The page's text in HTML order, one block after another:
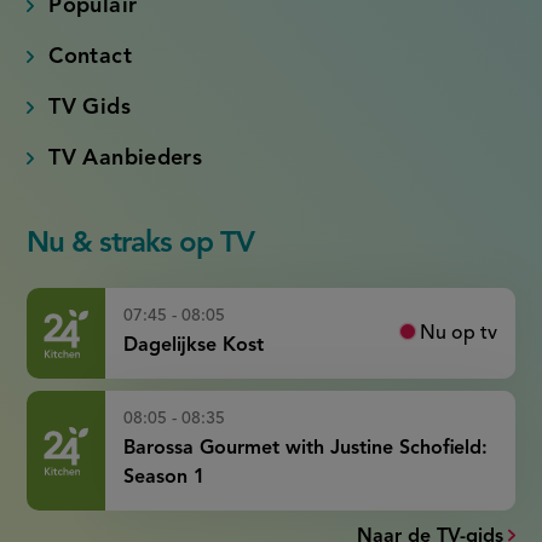
Populair
Contact
TV Gids
TV Aanbieders
Nu & straks op TV
07:45 - 08:05
Dagelijkse Kost
Nu op tv
08:05 - 08:35
Barossa Gourmet with Justine Schofield:
Season 1
Naar de TV-gids